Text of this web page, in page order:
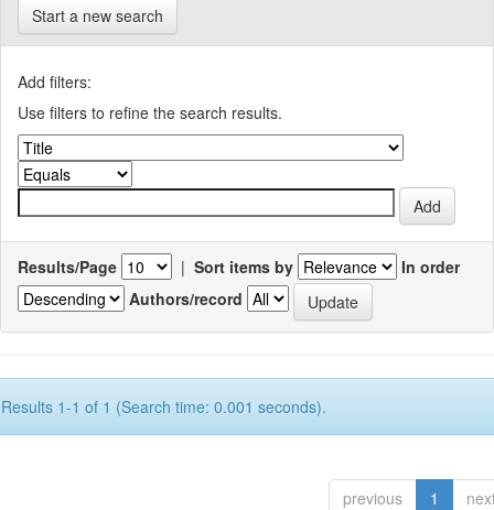
Start a new search
Add filters:
Use filters to refine the search results.
Results/Page | Sort items by
In order
Authors/record
Results 1-1 of 1 (Search time: 0.001 seconds).
previous 1